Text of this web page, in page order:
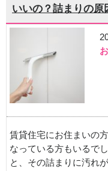
いいの？詰まりの原
賃貸住宅にお住まいの
なっている方もいるで
と、その詰まりに汚れ